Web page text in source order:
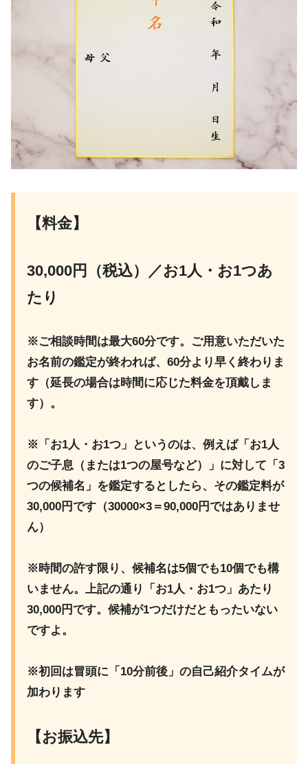
【料金】
30,000円（税込）／お1人・お1つあ
たり
※ご相談時間は最大60分です。ご用意いただいた
お名前の鑑定が終われば、60分より早く終わりま
す（延長の場合は時間に応じた料金を頂戴しま
す）。
※「お1人・お1つ」というのは、例えば「お1人
のご子息（または1つの屋号など）」に対して「3
つの候補名」を鑑定するとしたら、その鑑定料が
30,000円です（30000×3＝90,000円ではありませ
ん）
※時間の許す限り、候補名は5個でも10個でも構
いません。上記の通り「お1人・お1つ」あたり
30,000円です。候補が1つだけだともったいない
ですよ。
※初回は冒頭に「10分前後」の自己紹介タイムが
加わります
【お振込先】